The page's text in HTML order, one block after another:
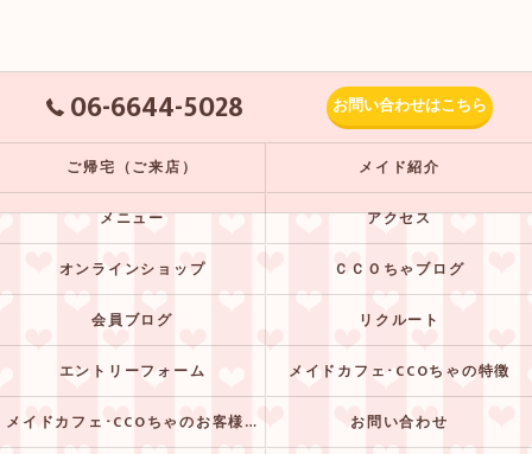
06-6644-5028 お問い合わせはこちら
ご帰宅（ご来店） メイド紹介
メニュー アクセス
オンラインショップ ＣＣＯちゃブログ
会員ブログ リクルート
エントリーフォーム メイドカフェ･CCOちゃの特徴
メイドカフェ･CCOちゃのお客様の声 お問い合わせ